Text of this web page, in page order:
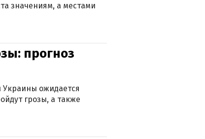
значениям, а местами
прогноз
Украины ожидается
грозы, а также